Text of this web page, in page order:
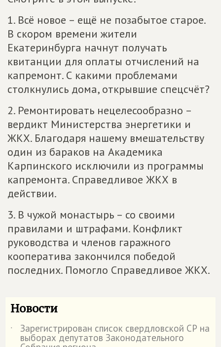
1. Всё новое – ещё не позабытое старое.
В скором времени жители
Екатеринбурга начнут получать
квитанции для оплаты отчислений на
капремонт. С какими проблемами
столкнулись дома, открывшие спецсчёт?
2. Ремонтировать нецелесообразно –
вердикт Министерства энергетики и
ЖКХ. Благодаря нашему вмешательству
один из бараков на Академика
Карпинского исключили из программы
капремонта. Справедливое ЖКХ в
действии.
3. В чужой монастырь – со своими
правилами и штрафами. Конфликт
руководства и членов гаражного
кооператива закончился победой
последних. Помогло Справедливое ЖКХ.
Новости
˙ Зарегистрирован список свердловской СР на
выборах депутатов Законодательного